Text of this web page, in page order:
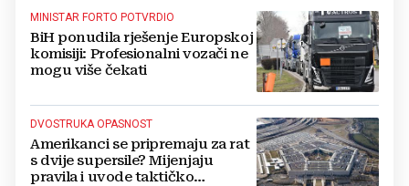
MINISTAR FORTO POTVRDIO
BiH ponudila rješenje Europskoj
komisiji: Profesionalni vozači ne
mogu više čekati
DVOSTRUKA OPASNOST
Amerikanci se pripremaju za rat
s dvije supersile? Mijenjaju
pravila i uvode taktičko